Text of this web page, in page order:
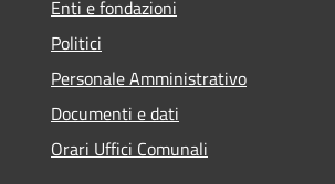
Enti e fondazioni
Politici
Personale Amministrativo
Documenti e dati
Orari Uffici Comunali